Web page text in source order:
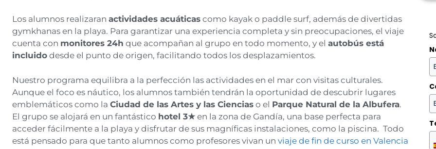
Los alumnos realizaran actividades acuáticas como kayak o paddle surf, además de divertidas
gymkhanas en la playa. Para garantizar una experiencia completa y sin preocupaciones, el viaje
cuenta con monitores 24h que acompañan al grupo en todo momento, y el autobús está
incluido desde el punto de origen, facilitando todos los desplazamientos.
Nuestro programa equilibra a la perfección las actividades en el mar con visitas culturales.
Aunque el foco es náutico, los alumnos también tendrán la oportunidad de descubrir lugares
emblemáticos como la Ciudad de las Artes y las Ciencias o el Parque Natural de la Albufera.
El grupo se alojará en un fantástico hotel 3★ en la zona de Gandía, una base perfecta para
acceder fácilmente a la playa y disfrutar de sus magníficas instalaciones, como la piscina. Todo
está pensado para que tanto alumnos como profesores vivan un viaje de fin de curso en Valencia